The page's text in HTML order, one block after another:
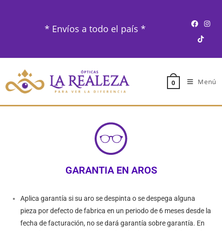
* Envíos a todo el país *
0 Menú
GARANTIA EN AROS
Aplica garantía si su aro se despinta o se despega alguna
pieza por defecto de fabrica en un periodo de 6 meses desde la
fecha de facturación, no se dará garantía sobre garantía. En